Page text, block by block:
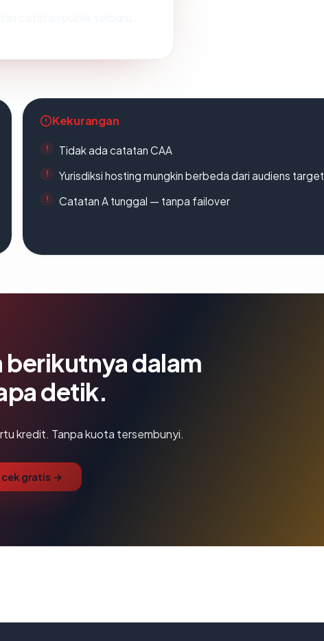
Kekurangan
Tidak ada catatan CAA
Yurisdiksi hosting mungkin berbeda dari audiens target
Catatan A tunggal — tanpa failover
berikutnya dalam
detik.
kredit. Tanpa kuota tersembunyi.
cek gratis →